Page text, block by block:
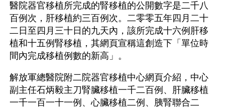
醫院器官移植所完成的腎移植的公開數字是二千八
百例次，肝移植約三百例次。二零零五年四月二十
二日至四月三十日的九天內，該所完成十六例肝移
植和十五例腎移植，其網頁宣稱這創造下「單位時
間內完成移植例數的新高」。
解放軍總醫院附二院器官移植中心網頁介紹，中心
副主任石炳毅主刀腎臟移植一千二百例、肝臟移植
一千一百一十一例、心臟移植二例、胰腎聯合二